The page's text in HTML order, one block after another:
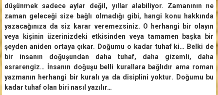
düşünmek sadece aylar değil, yıllar alabiliyor. Zamanının ne
zaman geleceği size bağlı olmadığı gibi, hangi konu hakkında
yazacağınıza da siz karar veremezsiniz. O herhangi bir olayın
veya kişinin üzerinizdeki etkisinden veya tamamen başka bir
şeyden aniden ortaya çıkar. Doğumu o kadar tuhaf ki… Belki de
bir insanın doğuşundan daha tuhaf, daha gizemli, daha
esrarengiz… İnsanın doğuşu belli kurallara bağlıdır ama roman
yazmanın herhangi bir kuralı ya da disiplini yoktur. Doğumu bu
kadar tuhaf olan biri nasıl yazılır…